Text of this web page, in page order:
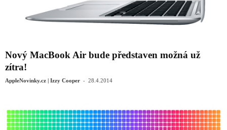
Nový MacBook Air bude představen možná už
zítra!
AppleNovinky.cz | Izzy Cooper - 28.4.2014